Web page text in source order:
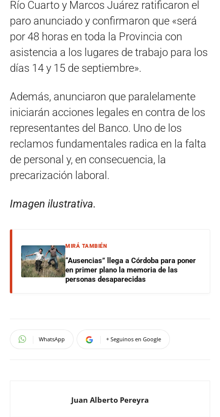
Río Cuarto y Marcos Juárez ratificaron el
paro anunciado y confirmaron que «será
por 48 horas en toda la Provincia con
asistencia a los lugares de trabajo para los
días 14 y 15 de septiembre».
Además, anunciaron que paralelamente
iniciarán acciones legales en contra de los
representantes del Banco. Uno de los
reclamos fundamentales radica en la falta
de personal y, en consecuencia, la
precarización laboral.
Imagen ilustrativa.
MIRÁ TAMBIÉN
“Ausencias” llega a Córdoba para poner
en primer plano la memoria de las
personas desaparecidas
WhatsApp + Seguinos en Google
Juan Alberto Pereyra